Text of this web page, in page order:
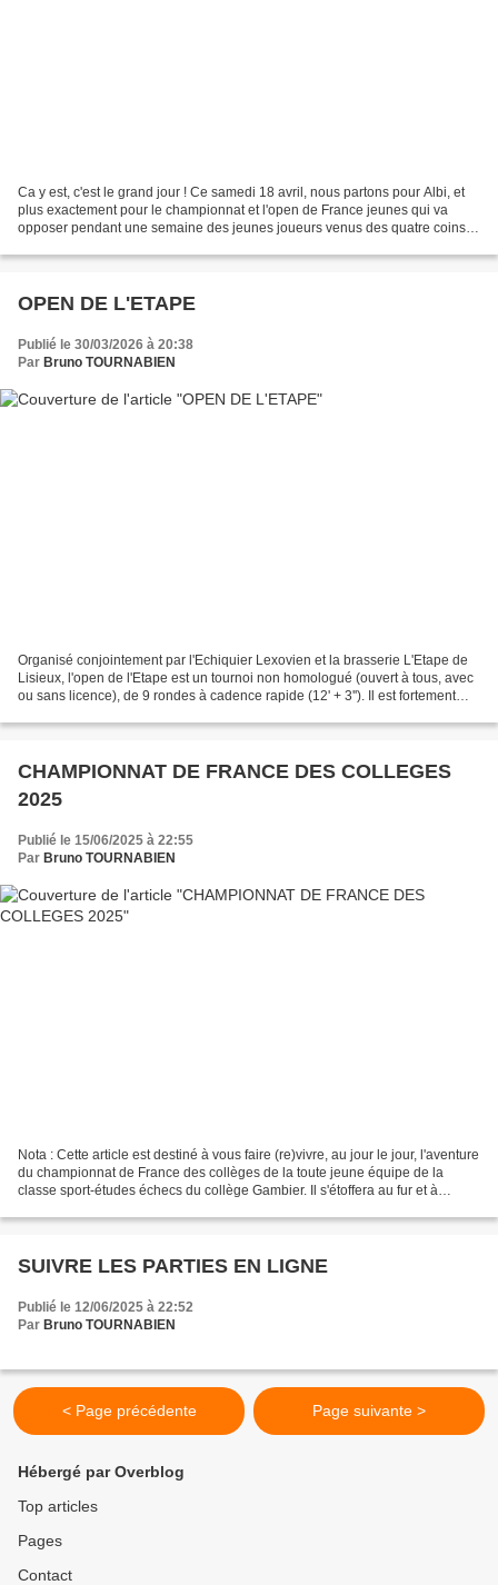
Ca y est, c'est le grand jour ! Ce samedi 18 avril, nous partons pour Albi, et
plus exactement pour le championnat et l'open de France jeunes qui va
opposer pendant une semaine des jeunes joueurs venus des quatre coins
OPEN DE L'ETAPE
Publié le 30/03/2026 à 20:38
Par Bruno TOURNABIEN
Organisé conjointement par l'Echiquier Lexovien et la brasserie L'Etape de
Lisieux, l'open de l'Etape est un tournoi non homologué (ouvert à tous, avec
ou sans licence), de 9 rondes à cadence rapide (12' + 3''). Il est fortement
CHAMPIONNAT DE FRANCE DES COLLEGES
2025
Publié le 15/06/2025 à 22:55
Par Bruno TOURNABIEN
Nota : Cette article est destiné à vous faire (re)vivre, au jour le jour, l'aventure
du championnat de France des collèges de la toute jeune équipe de la
classe sport-études échecs du collège Gambier. Il s'étoffera au fur et à
SUIVRE LES PARTIES EN LIGNE
Publié le 12/06/2025 à 22:52
Par Bruno TOURNABIEN
< Page précédente Page suivante >
Hébergé par Overblog
Top articles
Pages
Contact